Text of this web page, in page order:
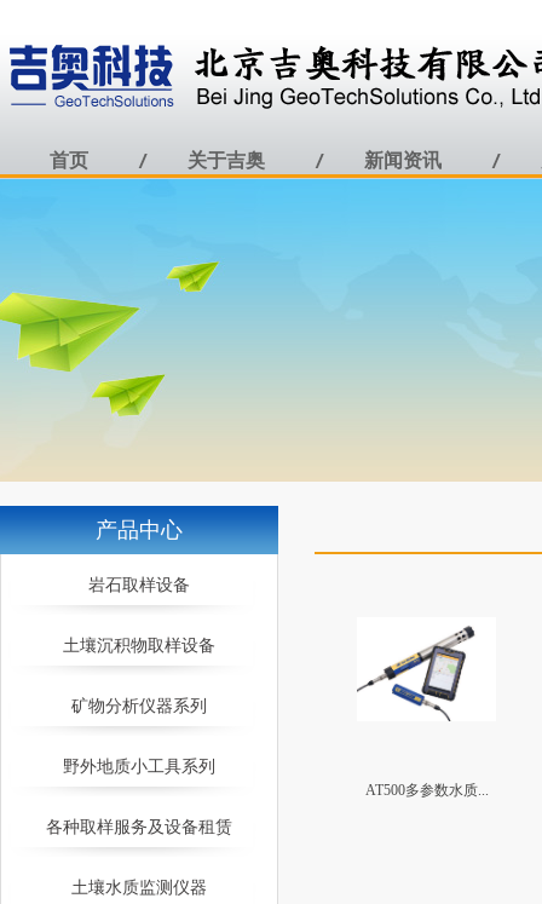
首页 关于吉奥 新闻资讯
产品中心
岩石取样设备
土壤沉积物取样设备
矿物分析仪器系列
野外地质小工具系列
各种取样服务及设备租赁
土壤水质监测仪器
AT500多参数水质...